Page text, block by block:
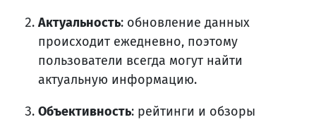
Актуальность: обновление данных
происходит ежедневно, поэтому
пользователи всегда могут найти
актуальную информацию.
Объективность: рейтинги и обзоры